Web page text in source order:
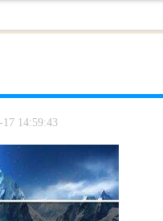
17 14:59:43